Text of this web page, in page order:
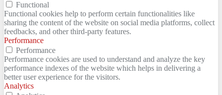
Functional
Functional cookies help to perform certain functionalities like
sharing the content of the website on social media platforms, collect
feedbacks, and other third-party features.
Performance
Performance
Performance cookies are used to understand and analyze the key
performance indexes of the website which helps in delivering a
better user experience for the visitors.
Analytics